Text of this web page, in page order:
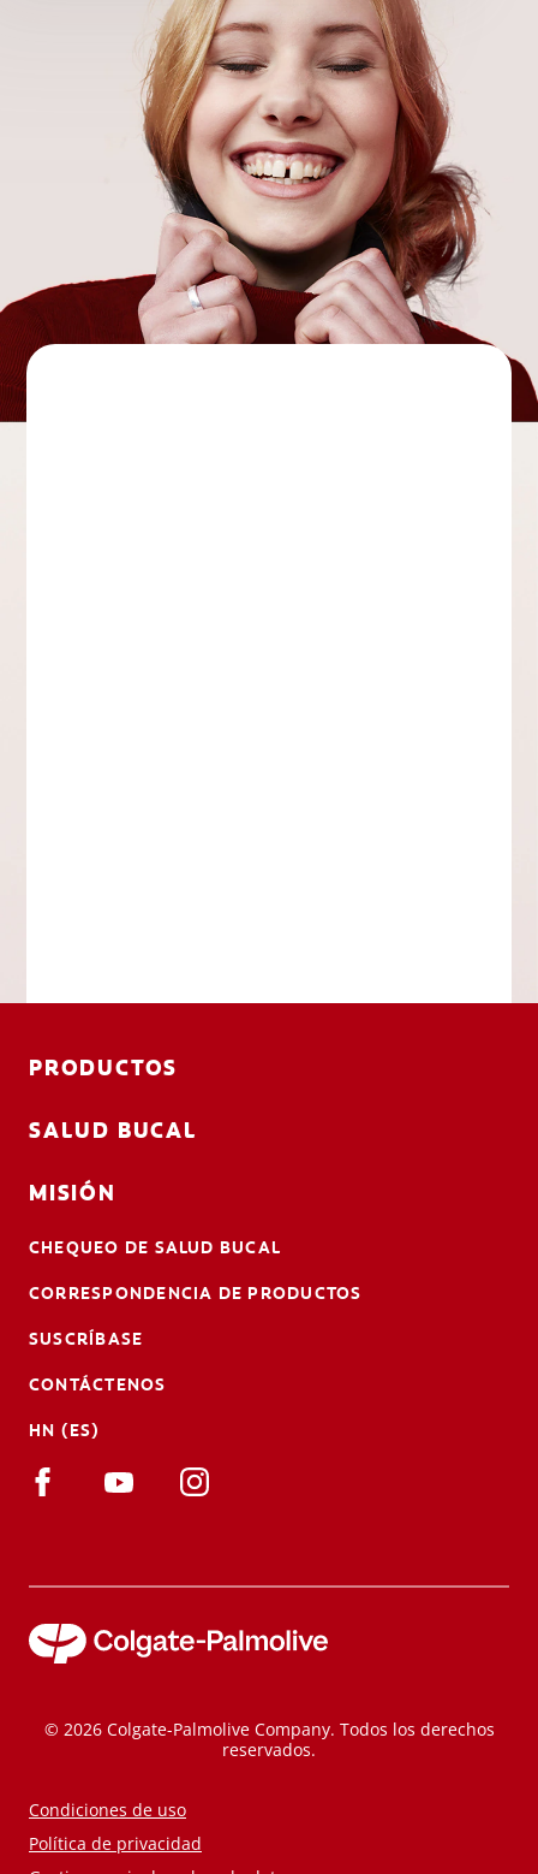
PRODUCTOS
SALUD BUCAL
MISIÓN
CHEQUEO DE SALUD BUCAL
CORRESPONDENCIA DE PRODUCTOS
SUSCRÍBASE
CONTÁCTENOS
HN (ES)
© 2026 Colgate-Palmolive Company. Todos los derechos
reservados.
Condiciones de uso
Política de privacidad